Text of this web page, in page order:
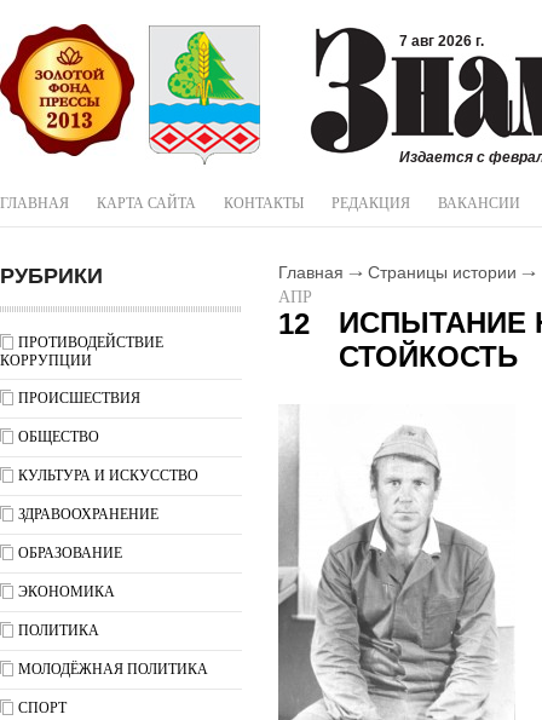
7 авг 2026 г.
Издается с
ГЛАВНАЯ КАРТА САЙТА КОНТАКТЫ РЕДАКЦИЯ ВАКАНСИИ
РУБРИКИ
ПРОТИВОДЕЙСТВИЕ
КОРРУПЦИИ
ПРОИСШЕСТВИЯ
ОБЩЕСТВО
КУЛЬТУРА И ИСКУССТВО
ЗДРАВООХРАНЕНИЕ
ОБРАЗОВАНИЕ
ЭКОНОМИКА
ПОЛИТИКА
МОЛОДЁЖНАЯ ПОЛИТИКА
СПОРТ
Главная Страницы истории
АПР
12
ИСПЫТАНИЕ
СТОЙКОСТЬ